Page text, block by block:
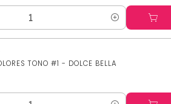
TONO #1 - DOLCE BELLA